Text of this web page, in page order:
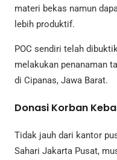
materi bekas namun
lebih produktif.
POC sendiri telah
melakukan penanaman
di Cipanas, Jawa Barat.
Donasi Korban
Tidak jauh dari kantor
Sahari Jakarta Pusat,